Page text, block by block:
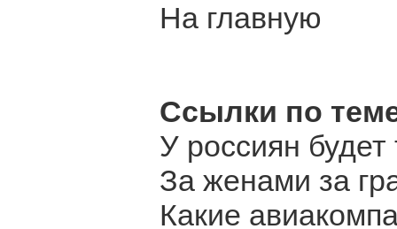
На главную
Ссылки по
У россиян будет
За женами за
Какие